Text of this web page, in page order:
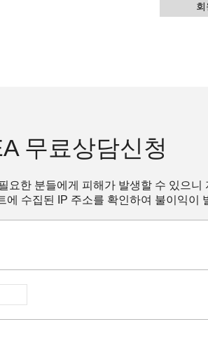
회
무료상담신청
요한 분들에게 피해가 발생할 수 있으니
에 수집된 IP 주소를 확인하여 불이익이